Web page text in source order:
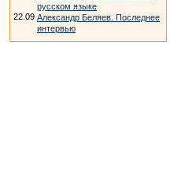
русском языке
22.09 Александр Беляев. Последнее
интервью